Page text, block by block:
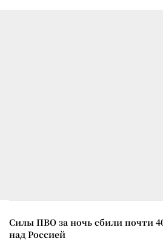
Силы ПВО за ночь сбили почти
над Россией